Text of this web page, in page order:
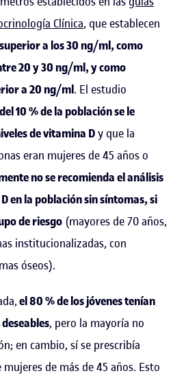
Clínica, que establecen
a los 30 ng/ml, como
20 y 30 ng/ml, y como
a 20 ng/ml. El estudio
10 % de la población se le
de vitamina Dy que la
eran mujeres de 45 años o
no se recomienda el análisis
en la población sin síntomas, si
de riesgo (mayores de 70 años,
institucionalizadas, con
óseos).
el 80 % de los jóvenes tenían
, pero la mayoría no
en cambio, sí se prescribía
de más de 45 años. Esto